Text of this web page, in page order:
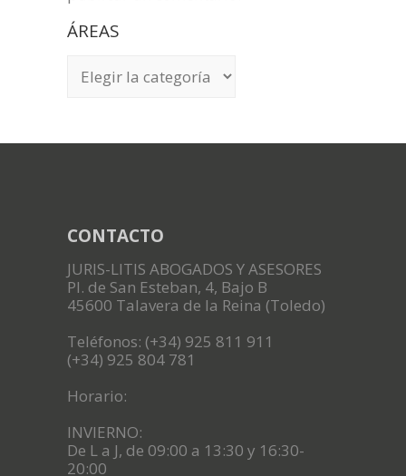
ÁREAS
CONTACTO
JURIS-LITIS ABOGADOS Y ASESORES
Pl. de San Esteban, 4, Bajo B
45600 Talavera de la Reina (Toledo)
Teléfonos: (+34) 925 811 911
(+34) 925 804 781
Horario:
INVIERNO:
De L a J, de 09:00 a 13:30 y 16:30-
20:00